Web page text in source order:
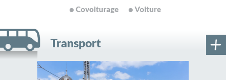
Covoiturage
Voiture
Transport